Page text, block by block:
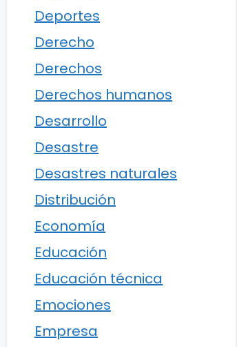
Deportes
Derecho
Derechos
Derechos humanos
Desarrollo
Desastre
Desastres naturales
Distribución
Economía
Educación
Educación técnica
Emociones
Empresa